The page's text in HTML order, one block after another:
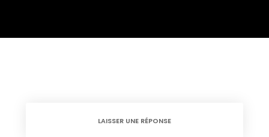
LAISSER UNE RÉPONSE